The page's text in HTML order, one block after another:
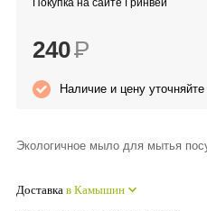
Покупка на сайте Гринвей
240Р
Наличие и цену уточняйте
Экологичное мыло для мытья
Доставка в Камышин